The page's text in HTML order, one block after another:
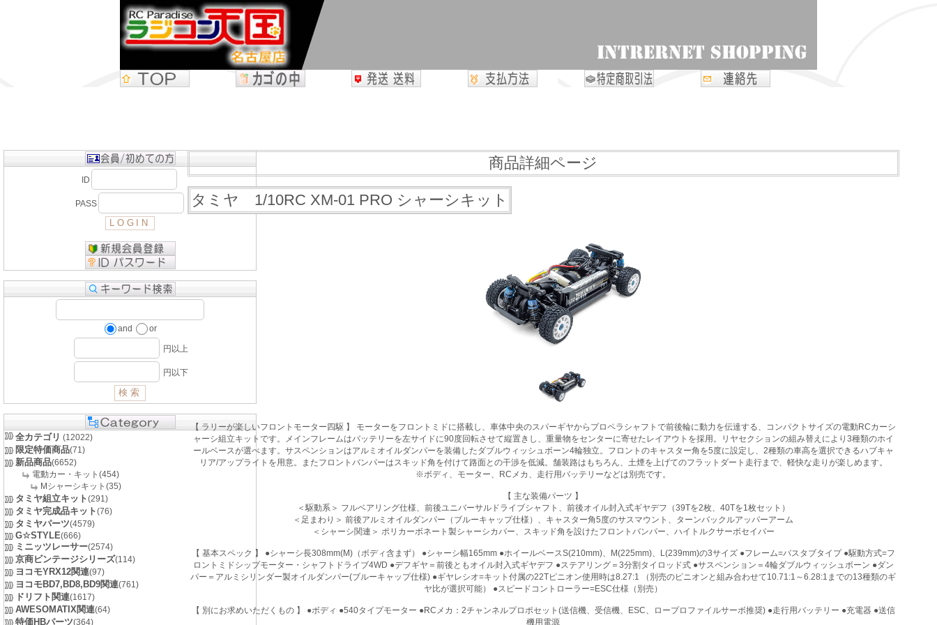
ID
PASS
and or
円以上
円以下
全カテゴリ (12022)
限定特価商品(71)
新品商品(6652)
電動カー・キット(454)
Mシャーシキット(35)
タミヤ組立キット(291)
タミヤ完成品キット(76)
タミヤパーツ(4579)
G☆STYLE(666)
ミニッツレーサー(2574)
京商ビンテージシリーズ(114)
ヨコモYRX12関連(97)
ヨコモBD7,BD8,BD9関連(761)
ドリフト関連(1617)
AWESOMATIX関連(64)
特価HBパーツ(364)
商品詳細ページ
タミヤ 1/10RC XM-01 PRO シャーシキット
【 ラリーが楽しいフロントモーター四駆 】 モーターをフロントミドに搭載し、車体中央のスパーギヤからプロペラシャフトで前後輪に動力を伝達する、コンパクトサイズの電動RCカーシ
ャーシ組立キットです。メインフレームはバッテリーを左サイドに90度回転させて縦置きし、重量物をセンターに寄せたレイアウトを採用。リヤセクションの組み替えにより3種類のホイ
ールベースが選べます。サスペンションはアルミオイルダンパーを装備したダブルウィッシュボーン4輪独立。フロントのキャスター角を5度に設定し、2種類の車高を選択できるハブキャ
リア/アップライトを用意。またフロントバンパーはスキッド角を付けて路面との干渉を低減。舗装路はもちろん、土煙を上げてのフラットダート走行まで、軽快な走りが楽しめます。
※ボディ、モーター、RCメカ、走行用バッテリーなどは別売です。
【 主な装備パーツ 】
＜駆動系＞ フルベアリング仕様、前後ユニバーサルドライブシャフト、前後オイル封入式ギヤデフ（39Tを2枚、40Tを1枚セット）
＜足まわり＞ 前後アルミオイルダンパー（ブルーキャップ仕様）、キャスター角5度のサスマウント、ターンバックルアッパーアーム
＜シャーシ関連＞ ポリカーボネート製シャーシカバー、スキッド角を設けたフロントバンパー、ハイトルクサーボセイバー
【 基本スペック 】 ●シャーシ長308mm(M)（ボディ含まず） ●シャーシ幅165mm ●ホイールベースS(210mm)、M(225mm)、L(239mm)の3サイズ ●フレーム=バスタブタイプ ●駆動方式=フ
ロントミドシップモーター・シャフトドライブ4WD ●デフギヤ＝前後ともオイル封入式ギヤデフ ●ステアリング＝3分割タイロッド式 ●サスペンション＝4輪ダブルウィッシュボーン ●ダン
パー＝アルミシリンダー製オイルダンパー(ブルーキャップ仕様) ●ギヤレシオ=キット付属の22Tピニオン使用時は8.27:1 （別売のピニオンと組み合わせて10.71:1～6.28:1までの13種類のギ
ヤ比が選択可能） ●スピードコントローラー=ESC仕様（別売）
【 別にお求めいただくもの 】 ●ボディ ●540タイプモーター ●RCメカ：2チャンネルプロポセット(送信機、受信機、ESC、ロープロファイルサーボ推奨) ●走行用バッテリー ●充電器 ●送信
機用電源